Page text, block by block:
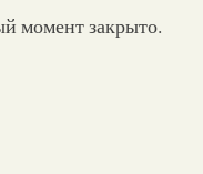
момент закрыто.